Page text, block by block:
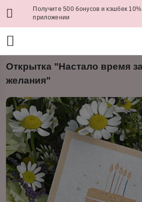
Получите 500 бонусов и кэшбек
приложении
Открытка "Настало время
желания"